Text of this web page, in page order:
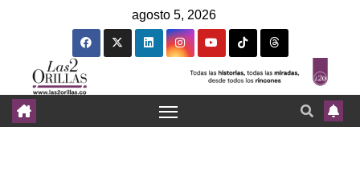
agosto 5, 2026